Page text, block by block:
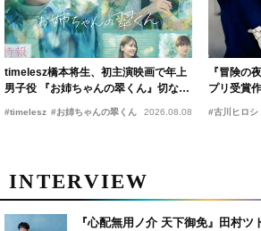
timelesz橋本将生、初主演映画で年上
男子役 『お姉ちゃんの翠くん』切ない
#timelesz #お姉ちゃんの翠くん 2026.08.08
『冒険の
プリ受賞
#古川ヒロシ
INTERVIEW
『心配無用ノ介 天下御免』田村